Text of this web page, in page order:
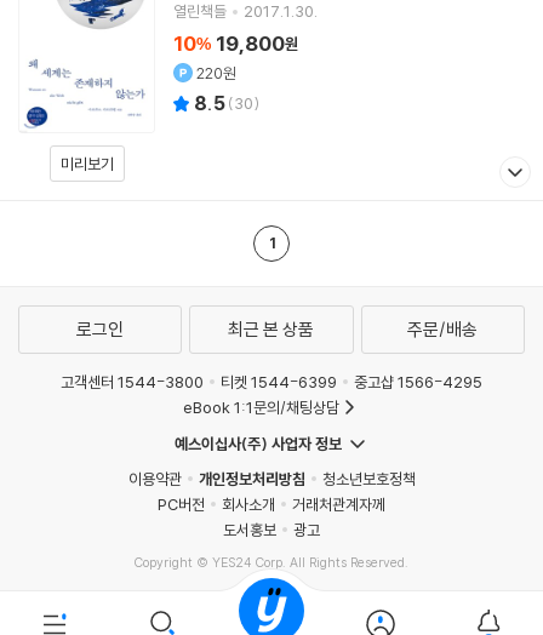
미리보기
열린책들
2017.1.30.
10% 19,800원
220원
8.5(30)
1
로그인 최근 본 상품 주문/배송
고객센터 1544-3800 티켓 1544-6399
중고샵 1566-4295
eBook 1:1문의/채팅상담
예스이십사(주) 사업자 정보
이용약관
개인정보처리방침
청소년보호정책
PC버전
회사소개
거래처관계자께
도서홍보
광고
Copyright © YES24 Corp. All Rights Reserved.